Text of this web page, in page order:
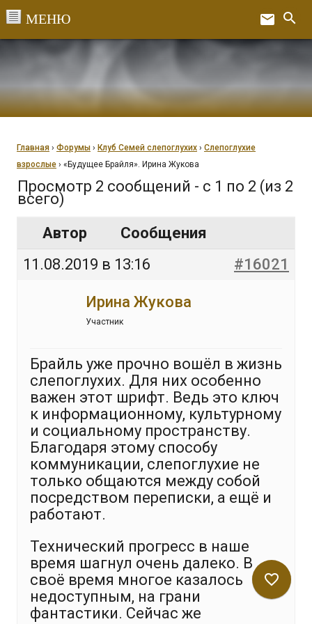
email search
Главная › Форумы › Клуб Семей слепоглухих › Слепоглухие
взрослые › «Будущее Брайля». Ирина Жукова
Просмотр 2 сообщений - с 1 по 2 (из 2
всего)
Автор
Сообщения
11.08.2019 в 13:16
#16021
Ирина Жукова
Участник
Брайль уже прочно вошёл в жизнь
слепоглухих. Для них особенно
важен этот шрифт. Ведь это ключ
к информационному, культурному
и социальному пространству.
Благодаря этому способу
коммуникации, слепоглухие не
только общаются между собой
посредством переписки, а ещё и
работают.
Технический прогресс в наше
время шагнул очень далеко. В
своё время многое казалось
недоступным, на грани
фантастики. Сейчас же
favorite_border